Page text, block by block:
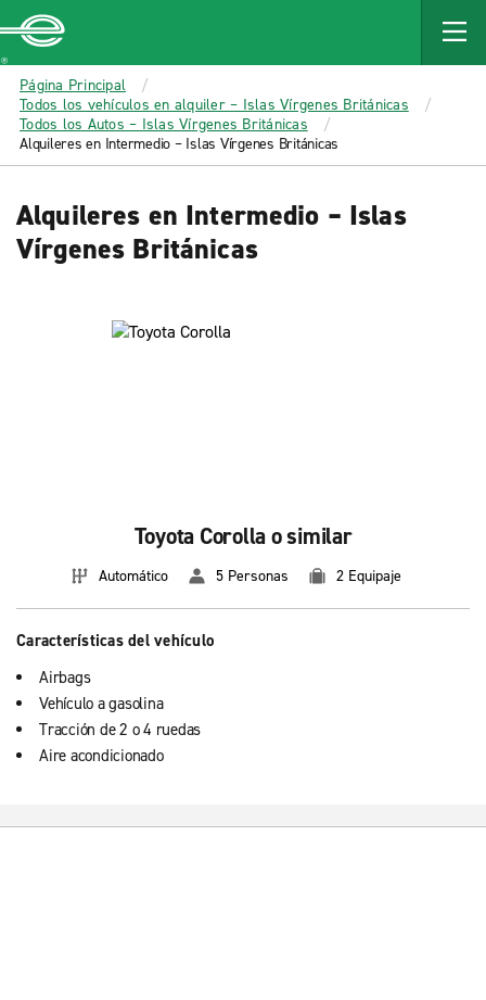
MAIN
CONTENT
Enterprise
Página Principal
Todos los vehículos en alquiler – Islas Vírgenes Británicas
Todos los Autos – Islas Vírgenes Británicas
Alquileres en Intermedio – Islas Vírgenes Británicas
Alquileres en Intermedio – Islas
Vírgenes Británicas
Toyota Corolla o similar
Automático 5 Personas 2 Equipaje
Características del vehículo
Airbags
Vehículo a gasolina
Tracción de 2 o 4 ruedas
Aire acondicionado